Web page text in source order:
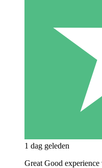
1 dag geleden
Great Good